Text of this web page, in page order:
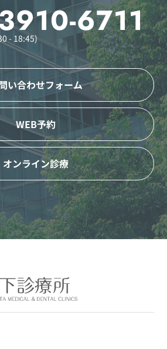
6711
- 18:45)
い合わせフォーム
WEB予約
オンライン診療